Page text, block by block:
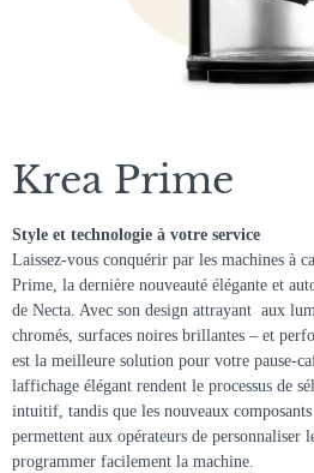
Krea Prime
Style et technologie à votre service
Laissez-vous conquérir par les machines à
Prime, la dernière nouveauté élégante et
de Necta. Avec son design attrayant  aux
chromés, surfaces noires brillantes – et
est la meilleure solution pour votre pause-
laffichage élégant rendent le processus de
intuitif, tandis que les nouveaux
permettent aux opérateurs de personnaliser
programmer facilement la machine.